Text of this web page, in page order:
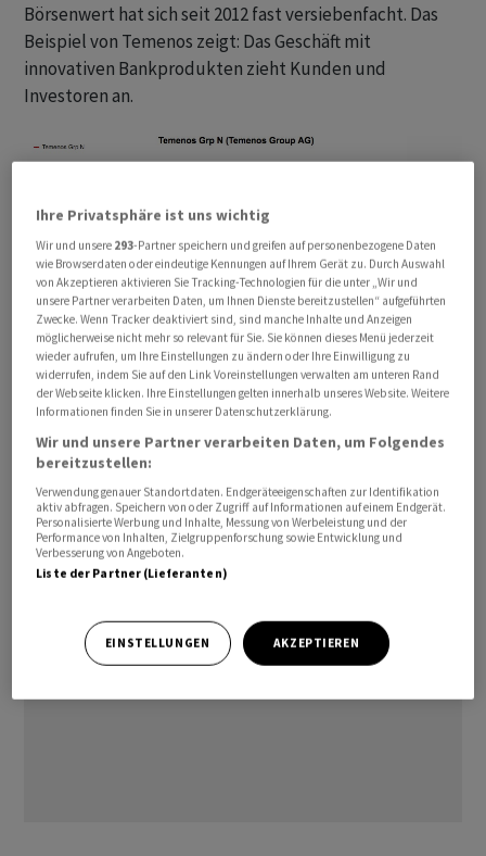
Börsenwert hat sich seit 2012 fast versiebenfacht. Das
Beispiel von Temenos zeigt: Das Geschäft mit
innovativen Bankprodukten zieht Kunden und
Investoren an.
Beeindruckende Wertvermehrung: Temenos-Aktie in den
letzten zehn Jahren (Quelle: cash.ch)
Ihre Privatsphäre ist uns wichtig
Wir und unsere 293-Partner speichern und greifen auf personenbezogene Daten
wie Browserdaten oder eindeutige Kennungen auf Ihrem Gerät zu. Durch Auswahl
von Akzeptieren aktivieren Sie Tracking-Technologien für die unter „Wir und
unsere Partner verarbeiten Daten, um Ihnen Dienste bereitzustellen“ aufgeführten
Zwecke. Wenn Tracker deaktiviert sind, sind manche Inhalte und Anzeigen
möglicherweise nicht mehr so relevant für Sie. Sie können dieses Menü jederzeit
wieder aufrufen, um Ihre Einstellungen zu ändern oder Ihre Einwilligung zu
widerrufen, indem Sie auf den Link Voreinstellungen verwalten am unteren Rand
der Webseite klicken. Ihre Einstellungen gelten innerhalb unseres Website. Weitere
Informationen finden Sie in unserer Datenschutzerklärung.
Wir und unsere Partner verarbeiten Daten, um Folgendes
bereitzustellen:
Verwendung genauer Standortdaten. Endgeräteeigenschaften zur Identifikation
aktiv abfragen. Speichern von oder Zugriff auf Informationen auf einem Endgerät.
Personalisierte Werbung und Inhalte, Messung von Werbeleistung und der
Performance von Inhalten, Zielgruppenforschung sowie Entwicklung und
Verbesserung von Angeboten.
Liste der Partner (Lieferanten)
EINSTELLUNGEN AKZEPTIEREN